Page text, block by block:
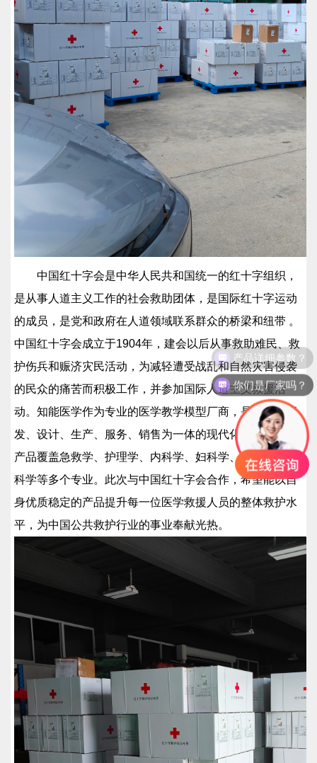
中国红十字会是中华人民共和国统一的红十字组织，
是从事人道主义工作的社会救助团体，是国际红十字运动
的成员，是党和政府在人道领域联系群众的桥梁和纽带 。
中国红十字会成立于1904年，建会以后从事救助难民、救
护伤兵和赈济灾民活动，为减轻遭受战乱和自然灾害侵袭
的民众的痛苦而积极工作，并参加国际人道主义救援活
动。知能医学作为专业的医学教学模型厂商，是一家集研
发、设计、生产、服务、销售为一体的现代化企业，公司
产品覆盖急救学、护理学、内科学、妇科学、产科学、儿
科学等多个专业。此次与中国红十字会合作，希望能以自
身优质稳定的产品提升每一位医学救援人员的整体救护水
平，为中国公共救护行业的事业奉献光热。
你们是厂家吗？